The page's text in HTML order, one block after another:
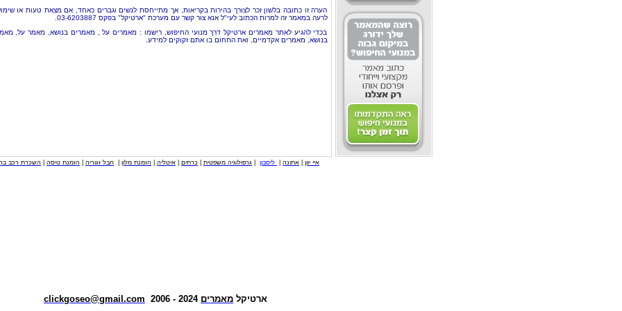
הערה זו כתובה בלשון זכר לצורך בהירות בקריאות, אך מתייחסת לנשים וגברים כאחד, אם מצאת טעות או
לרעה במאמר זה למרות הכתוב לעי"ל אנא צור קשר עם מערכת "ארטיקל" בפקס 03-6203887.
בכדי להגיע לאתר מאמרים ארטיקל דרך מנועי החיפוש, רישמו : מאמרים על , מאמרים בנושא, מאמר על,
בנושא, מאמרים אקדמיים, ואת התחום בו אתם זקוקים למידע.
איי יוון אתונה ליסבון גרפולוגיה משפטית כרתים איטליה הזמנת מלון חבל זגוריה הזמנת טיסה השכרת רכב
ארטיקל מאמרים 2024 - 2006
clickgoseo@gmail.com